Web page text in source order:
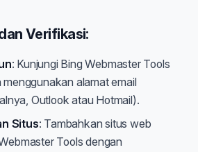
Verifikasi:
: Kunjungi Bing Webmaster Tools
alamat email
Outlook atau Hotmail).
Situs: Tambahkan situs web
Tools dengan